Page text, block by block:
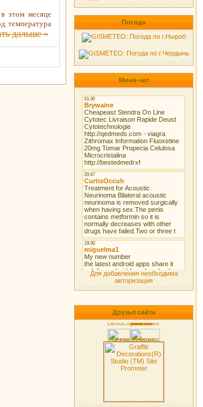
этом месяце
температура
дальше »
Погода
Мини-чат
Для добавления необходима
авторизация
Друзья сайта